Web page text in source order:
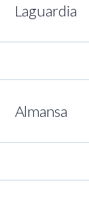
Laguardia
Almansa